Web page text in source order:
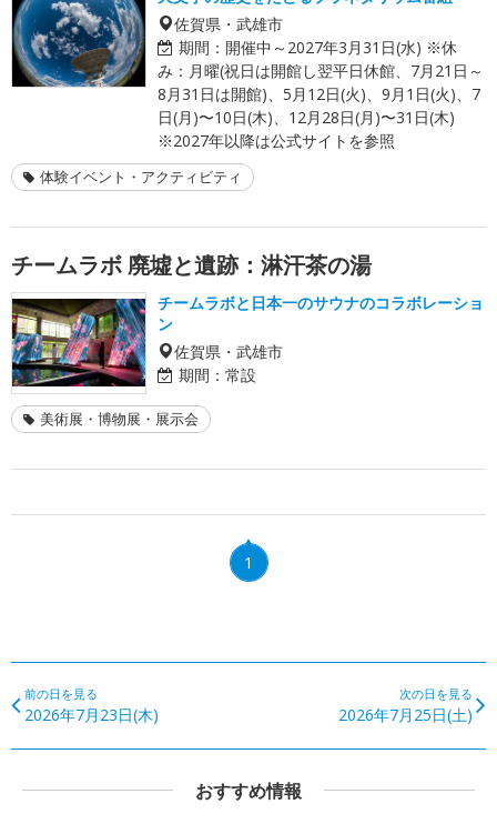
佐賀県・武雄市
期間： 開催中～2027年3月31日(水) ※休
み：月曜(祝日は開館し翌平日休館、7月21日～
8月31日は開館)、5月12日(火)、9月1日(火)、7
日(月)〜10日(木)、12月28日(月)〜31日(木)
※2027年以降は公式サイトを参照
体験イベント・アクティビティ
チームラボ 廃墟と遺跡：淋汗茶の湯
チームラボと日本一のサウナのコラボレーショ
ン
佐賀県・武雄市
期間： 常設
美術展・博物展・展示会
1
前の日を見る
2026年7月23日(木)
次の日を見る
2026年7月25日(土)
おすすめ情報